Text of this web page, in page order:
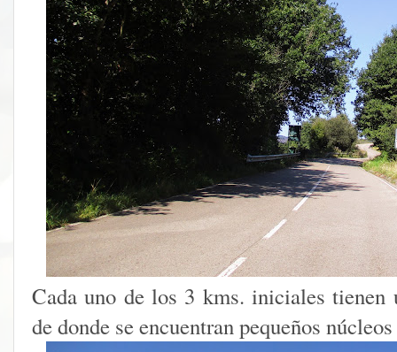
Cada uno de los 3 kms. iniciales tienen
de donde se encuentran pequeños